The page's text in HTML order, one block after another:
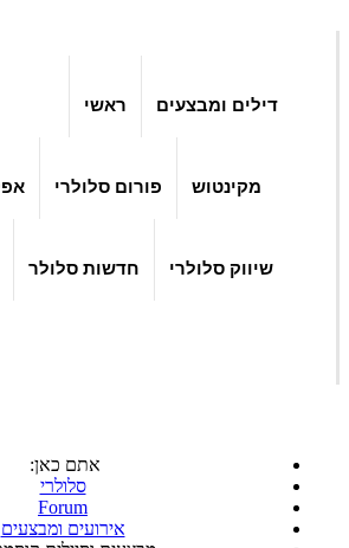
ראשי דילים ומבצעים
פורום סלולרי מקינטוש
חדשות סלולר שיווק סלולרי
אתם כאן:
סלולרי
Forum
אירועים ומבצעים